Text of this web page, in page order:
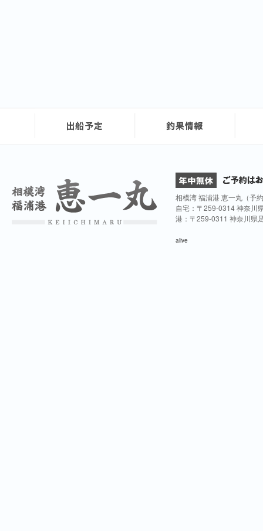
相模湾 福浦港 恵一丸（予
自宅：〒259-0314 神奈川
港：〒259-0311 神奈川県
alive